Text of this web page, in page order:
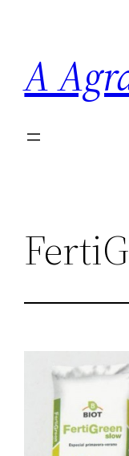
contenido
A